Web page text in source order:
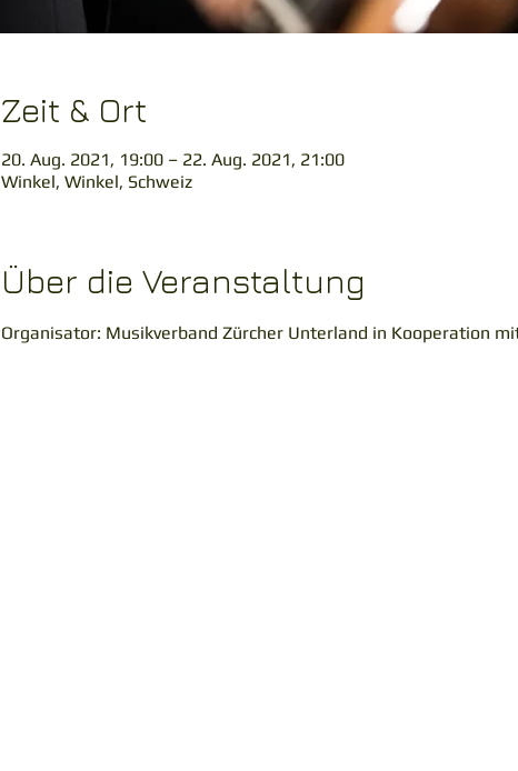
Zeit & Ort
20. Aug. 2021, 19:00 – 22. Aug. 2021, 21:00
Winkel, Winkel, Schweiz
Über die Veranstaltung
Organisator: Musikverband Zürcher Unterland in Kooperation